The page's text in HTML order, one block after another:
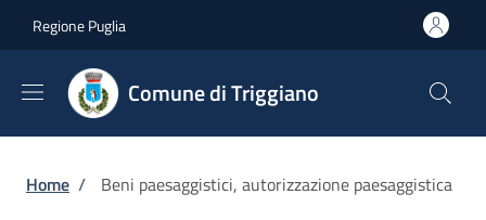
Regione Puglia
Comune di Triggiano
Briciole di pane
Home / Beni paesaggistici, autorizzazione paesaggistica